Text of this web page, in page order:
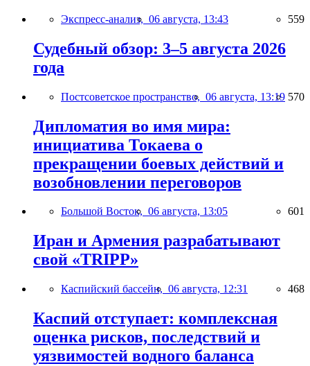
Экспресс-анализ, 06 августа, 13:43 559
Судебный обзор: 3–5 августа 2026
года
Постсоветское пространство, 06 августа, 13:19 570
Дипломатия во имя мира:
инициатива Токаева о
прекращении боевых действий и
возобновлении переговоров
Большой Восток, 06 августа, 13:05 601
Иран и Армения разрабатывают
свой «TRIPP»
Каспийский бассейн, 06 августа, 12:31 468
Каспий отступает: комплексная
оценка рисков, последствий и
уязвимостей водного баланса